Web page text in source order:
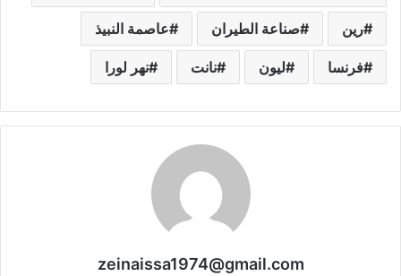
رين صناعة الطيران عاصمة النبيذ
فرنسا ليون نانت نهر لورا
zeinaissa1974@gmail.com